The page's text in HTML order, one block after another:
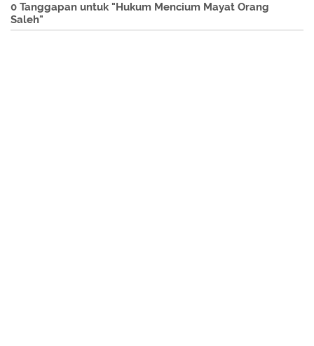
0 Tanggapan untuk "Hukum Mencium Mayat Orang
Saleh"